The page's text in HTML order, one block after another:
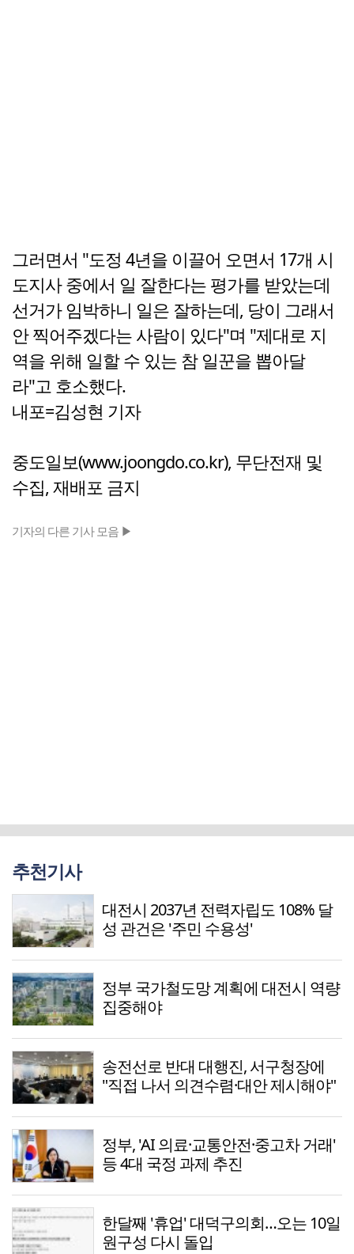
그러면서 "도정 4년을 이끌어 오면서 17개 시
도지사 중에서 일 잘한다는 평가를 받았는데
선거가 임박하니 일은 잘하는데, 당이 그래서
안 찍어주겠다는 사람이 있다"며 "제대로 지
역을 위해 일할 수 있는 참 일꾼을 뽑아달
라"고 호소했다.
내포=김성현 기자
중도일보(www.joongdo.co.kr), 무단전재 및
수집, 재배포 금지
기자의 다른 기사 모음 ▶
추천기사
대전시 2037년 전력자립도 108% 달
성 관건은 '주민 수용성'
정부 국가철도망 계획에 대전시 역량
집중해야
송전선로 반대 대행진, 서구청장에
"직접 나서 의견수렴·대안 제시해야"
정부, 'AI 의료·교통안전·중고차 거래'
등 4대 국정 과제 추진
한달째 '휴업' 대덕구의회…오는 10일
원구성 다시 돌입